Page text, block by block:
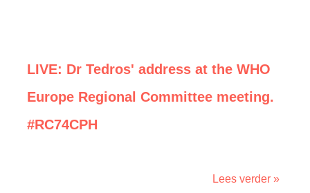
LIVE: Dr Tedros' address at the WHO
Europe Regional Committee meeting.
#RC74CPH
Lees verder »